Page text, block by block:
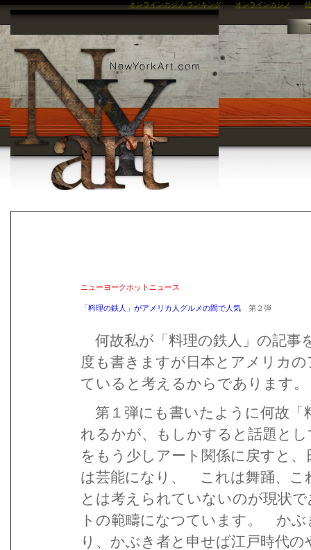
オンラインカジノ ランキング オンラインカジノ
ニューヨークホットニュース
「料理の鉄人」がアメリカ人グルメの間で人気 第２弾
何故私が「料理の鉄人」の記事
度も書きますが日本とアメリカ
ていると考えるからであります。
第１弾にも書いたように何故「
れるかが、もしかすると話題と
をもう少しアート関係に戻すと
は芸能になり、 これは舞踊、こ
とは考えられていないのが現状
トの範疇になつています。 か
り、かぶき者と申せば江戸時代